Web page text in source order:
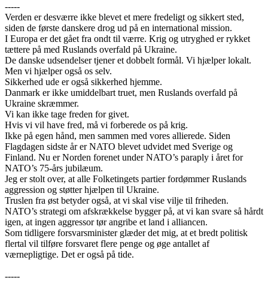
-----
Verden er desværre ikke blevet et mere fredeligt og sikkert sted,
siden de første danskere drog ud på en international mission.
I Europa er det gået fra ondt til værre. Krig og utryghed er rykket
tættere på med Ruslands overfald på Ukraine.
De danske udsendelser tjener et dobbelt formål. Vi hjælper lokalt.
Men vi hjælper også os selv.
Sikkerhed ude er også sikkerhed hjemme.
Danmark er ikke umiddelbart truet, men Ruslands overfald på
Ukraine skræmmer.
Vi kan ikke tage freden for givet.
Hvis vi vil have fred, må vi forberede os på krig.
Ikke på egen hånd, men sammen med vores allierede. Siden
Flagdagen sidste år er NATO blevet udvidet med Sverige og
Finland. Nu er Norden forenet under NATO’s paraply i året for
NATO’s 75-års jubilæum.
Jeg er stolt over, at alle Folketingets partier fordømmer Ruslands
aggression og støtter hjælpen til Ukraine.
Truslen fra øst betyder også, at vi skal vise vilje til friheden.
NATO’s strategi om afskrækkelse bygger på, at vi kan svare så hårdt
igen, at ingen aggressor tør angribe et land i alliancen.
Som tidligere forsvarsminister glæder det mig, at et bredt politisk
flertal vil tilføre forsvaret flere penge og øge antallet af
værnepligtige. Det er også på tide.
-----